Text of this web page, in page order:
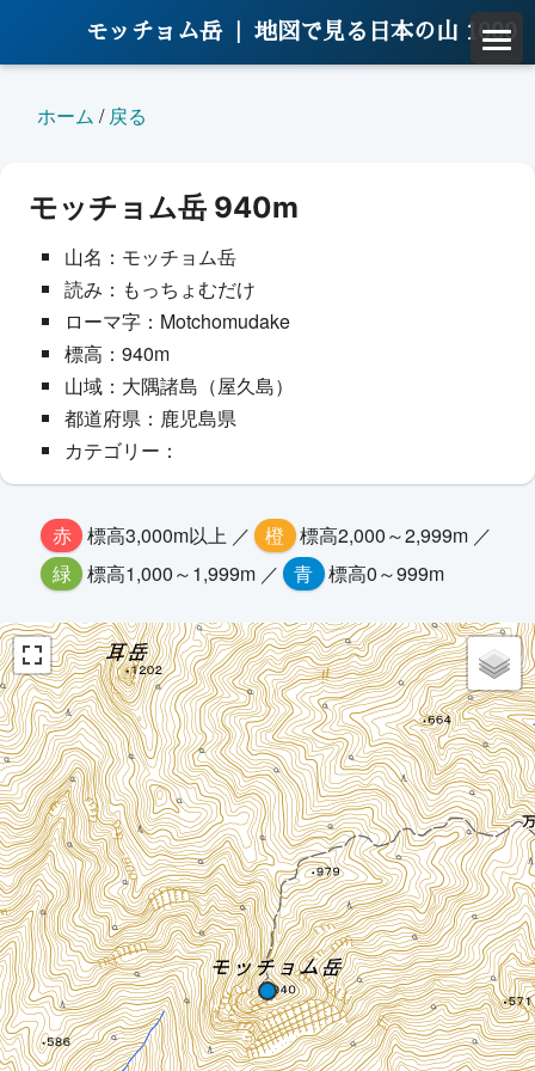
モッチョム岳 | 地図で見る日本の山 1000
ホーム /戻る
モッチョム岳 940m
山名：モッチョム岳
読み：もっちょむだけ
ローマ字：Motchomudake
標高：940m
山域：大隅諸島（屋久島）
都道府県：鹿児島県
カテゴリー：
赤 標高3,000m以上 ／ 橙
標高2,000～2,999m ／
緑 標高1,000～1,999m ／ 青 標高0～999m